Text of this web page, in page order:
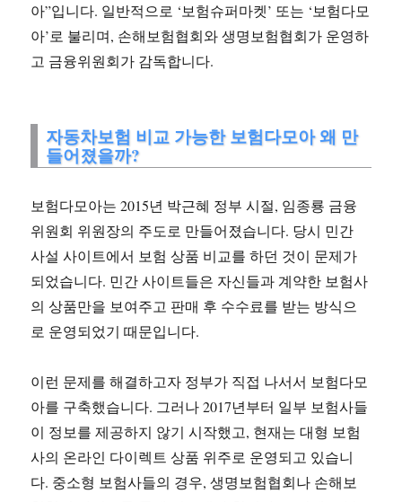
아”입니다. 일반적으로 ‘보험슈퍼마켓’ 또는 ‘보험다모
아’로 불리며, 손해보험협회와 생명보험협회가 운영하
고 금융위원회가 감독합니다.
자동차보험 비교 가능한 보험다모아 왜 만
들어졌을까?
보험다모아는 2015년 박근혜 정부 시절, 임종룡 금융
위원회 위원장의 주도로 만들어졌습니다. 당시 민간
사설 사이트에서 보험 상품 비교를 하던 것이 문제가
되었습니다. 민간 사이트들은 자신들과 계약한 보험사
의 상품만을 보여주고 판매 후 수수료를 받는 방식으
로 운영되었기 때문입니다.
이런 문제를 해결하고자 정부가 직접 나서서 보험다모
아를 구축했습니다. 그러나 2017년부터 일부 보험사들
이 정보를 제공하지 않기 시작했고, 현재는 대형 보험
사의 온라인 다이렉트 상품 위주로 운영되고 있습니
다. 중소형 보험사들의 경우, 생명보험협회나 손해보